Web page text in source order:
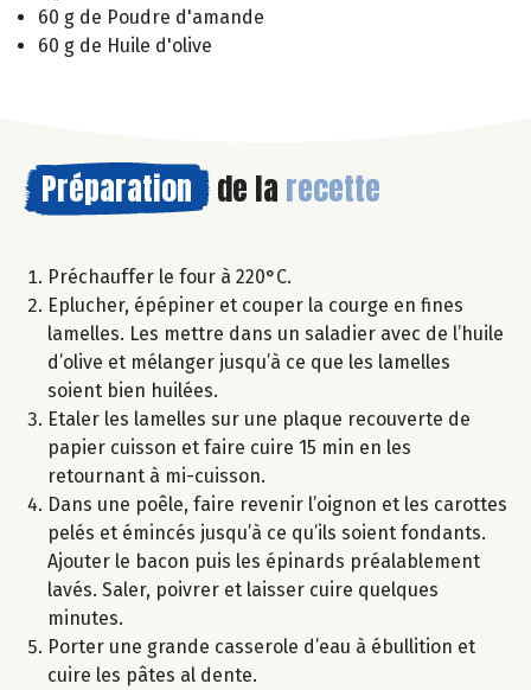
60 g de Poudre d'amande
60 g de Huile d'olive
Préparation de la recette
Préchauffer le four à 220°C.
Eplucher, épépiner et couper la courge en fines
lamelles. Les mettre dans un saladier avec de l’huile
d’olive et mélanger jusqu’à ce que les lamelles
soient bien huilées.
Etaler les lamelles sur une plaque recouverte de
papier cuisson et faire cuire 15 min en les
retournant à mi-cuisson.
Dans une poêle, faire revenir l’oignon et les carottes
pelés et émincés jusqu’à ce qu’ils soient fondants.
Ajouter le bacon puis les épinards préalablement
lavés. Saler, poivrer et laisser cuire quelques
minutes.
Porter une grande casserole d’eau à ébullition et
cuire les pâtes al dente.